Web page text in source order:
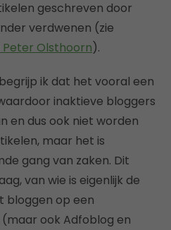
geschreven door
verdwenen (zie
Olsthoorn).
ik dat het vooral een
inaktieve bloggers
en dus ook niet worden
maar het is
gang van zaken. Dit
van wie is eigenlijk de
bloggen op een
ook Adfoblog en